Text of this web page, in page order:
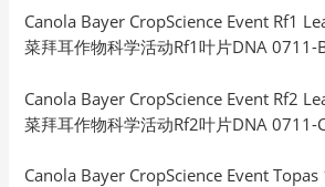
Canola Bayer CropScience Event Rf1
菜拜耳作物科学活动Rf1叶片DNA 0711-
Canola Bayer CropScience Event Rf2
菜拜耳作物科学活动Rf2叶片DNA 0711-
Canola Bayer CropScience Event